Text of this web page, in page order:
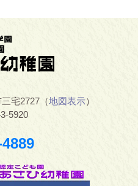
宅2727（地図表示）
5920